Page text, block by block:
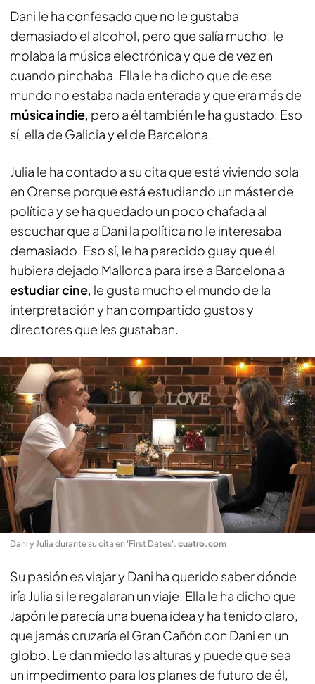
Dani le ha confesado que no le gustaba
demasiado el alcohol, pero que salía mucho, le
molaba la música electrónica y que de vez en
cuando pinchaba. Ella le ha dicho que de ese
mundo no estaba nada enterada y que era más de
música indie, pero a él también le ha gustado. Eso
sí, ella de Galicia y el de Barcelona.
Julia le ha contado a su cita que está viviendo sola
en Orense porque está estudiando un máster de
política y se ha quedado un poco chafada al
escuchar que a Dani la política no le interesaba
demasiado. Eso sí, le ha parecido guay que él
hubiera dejado Mallorca para irse a Barcelona a
estudiar cine, le gusta mucho el mundo de la
interpretación y han compartido gustos y
directores que les gustaban.
Dani y Julia durante su cita en 'First Dates'. cuatro.com
Su pasión es viajar y Dani ha querido saber dónde
iría Julia si le regalaran un viaje. Ella le ha dicho que
Japón le parecía una buena idea y ha tenido claro,
que jamás cruzaría el Gran Cañón con Dani en un
globo. Le dan miedo las alturas y puede que sea
un impedimento para los planes de futuro de él,